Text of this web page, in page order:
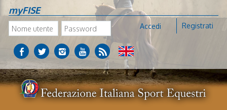
myFISE
Accedi Registrati